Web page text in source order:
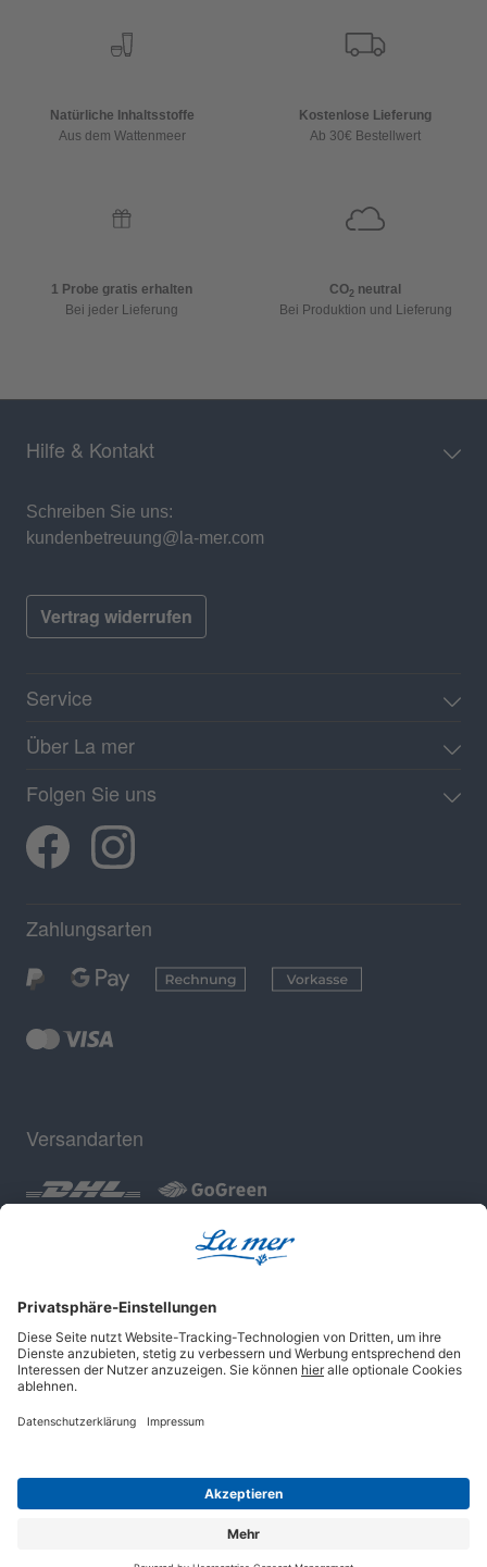
Natürliche Inhaltsstoffe
Aus dem Wattenmeer
Kostenlose Lieferung
Ab 30€ Bestellwert
1 Probe gratis erhalten
Bei jeder Lieferung
CO2 neutral
Bei Produktion und Lieferung
Hilfe & Kontakt
Schreiben Sie uns:
kundenbetreuung@la-mer.com
Vertrag widerrufen
Service
Über La mer
Folgen Sie uns
Zahlungsarten
Versandarten
Datenschutz